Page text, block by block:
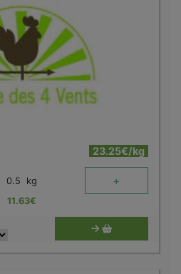
23.25€/kg
0.5 kg +
11.63€